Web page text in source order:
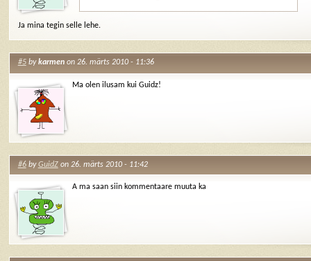
Ja mina tegin selle lehe.
#5bykarmenon 26. märts 2010 - 11:36
Ma olen ilusam kui Guidz!
#6byGuidZon 26. märts 2010 - 11:42
A ma saan siin kommentaare muuta ka